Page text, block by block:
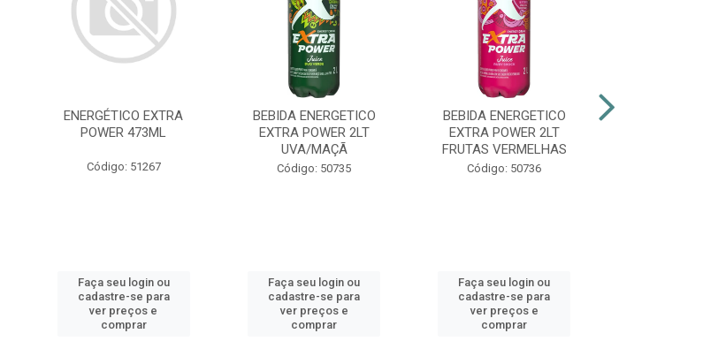
ENERGÉTICO EXTRA
POWER 473ML
Código: 51267
Faça seu login ou
cadastre-se para
ver preços e
comprar
BEBIDA ENERGETICO
EXTRA POWER 2LT
UVA/MAÇÃ
Código: 50735
Faça seu login ou
cadastre-se para
ver preços e
comprar
BEBIDA ENERGETICO
EXTRA POWER 2LT
FRUTAS VERMELHAS
Código: 50736
Faça seu login ou
cadastre-se para
ver preços e
comprar